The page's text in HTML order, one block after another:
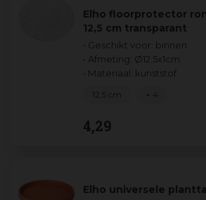
Elho floorprotector
12,5 cm transparant
• Geschikt voor: binnen
• Afmeting: Ø12.5x1cm
• Materiaal: kunststof
4,29
12,5 cm + 4
Elho universele